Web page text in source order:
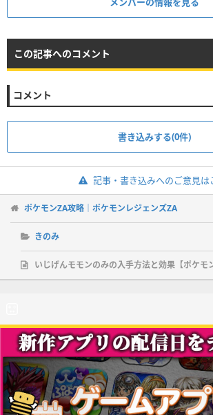
この記事へのコメント
コメント
書き込みする(0件)
記事・書き込みへのご意見は
ポケモンZA攻略｜ポケモンレジェンズZA
きのみ
いじげんモモンのみの入手方法と効果【ポケモ